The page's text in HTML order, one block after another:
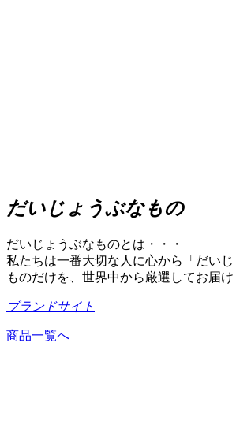
だいじょうぶなもの
だいじょうぶなものとは・・・
私たちは一番大切な人に心から「だい
ものだけを、世界中から厳選してお届け
ブランドサイト
商品一覧へ